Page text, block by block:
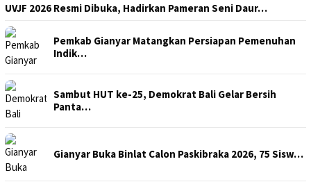
UVJF 2026 Resmi Dibuka, Hadirkan Pameran Seni Daur…
Pemkab Gianyar Matangkan Persiapan Pemenuhan
Indik…
Sambut HUT ke-25, Demokrat Bali Gelar Bersih
Panta…
Gianyar Buka Binlat Calon Paskibraka 2026, 75 Sisw…